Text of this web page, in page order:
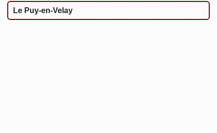
Le Puy-en-Velay